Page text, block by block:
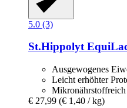
5.0 (3)
St.Hippolyt
Ausgewogenes
Leicht erhöhter
Mikronährstoffreich
€ 27,99 (€ 1,40 / kg)